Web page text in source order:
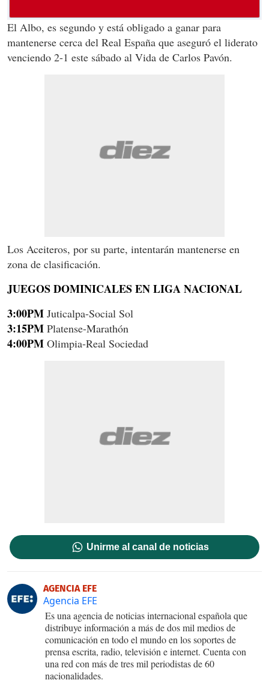
El Albo, es segundo y está obligado a ganar para
mantenerse cerca del Real España que aseguró el liderato
venciendo 2-1 este sábado al Vida de Carlos Pavón.
Los Aceiteros, por su parte, intentarán mantenerse en
zona de clasificación.
JUEGOS DOMINICALES EN LIGA NACIONAL
3:00PM Juticalpa-Social Sol
3:15PM Platense-Marathón
4:00PM Olimpia-Real Sociedad
Unirme al canal de noticias
AGENCIA EFE
Agencia EFE
Es una agencia de noticias internacional española que
distribuye información a más de dos mil medios de
comunicación en todo el mundo en los soportes de
prensa escrita, radio, televisión e internet. Cuenta con
una red con más de tres mil periodistas de 60
nacionalidades.